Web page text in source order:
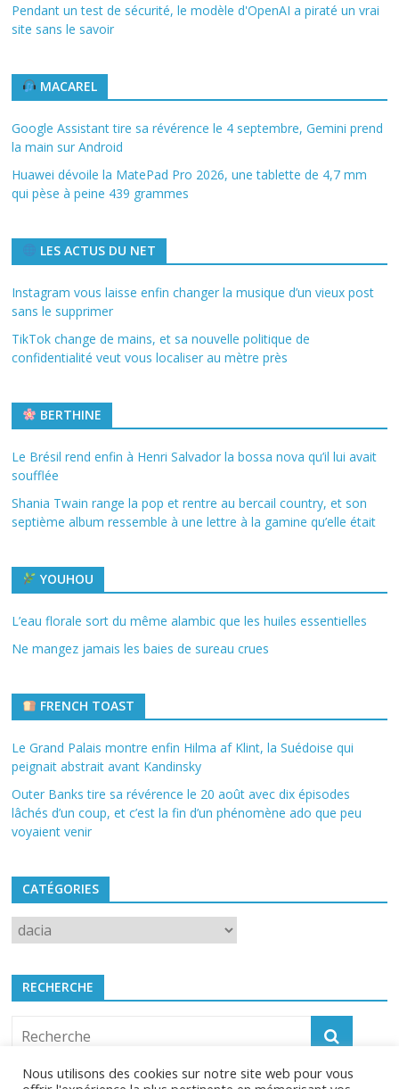
Pendant un test de sécurité, le modèle d'OpenAI a piraté un vrai
site sans le savoir
MACAREL
Google Assistant tire sa révérence le 4 septembre, Gemini prend
la main sur Android
Huawei dévoile la MatePad Pro 2026, une tablette de 4,7 mm
qui pèse à peine 439 grammes
LES ACTUS DU NET
Instagram vous laisse enfin changer la musique d’un vieux post
sans le supprimer
TikTok change de mains, et sa nouvelle politique de
confidentialité veut vous localiser au mètre près
BERTHINE
Le Brésil rend enfin à Henri Salvador la bossa nova qu’il lui avait
soufflée
Shania Twain range la pop et rentre au bercail country, et son
septième album ressemble à une lettre à la gamine qu’elle était
YOUHOU
L’eau florale sort du même alambic que les huiles essentielles
Ne mangez jamais les baies de sureau crues
FRENCH TOAST
Le Grand Palais montre enfin Hilma af Klint, la Suédoise qui
peignait abstrait avant Kandinsky
Outer Banks tire sa révérence le 20 août avec dix épisodes
lâchés d’un coup, et c’est la fin d’un phénomène ado que peu
voyaient venir
CATÉGORIES
Catégories
RECHERCHE